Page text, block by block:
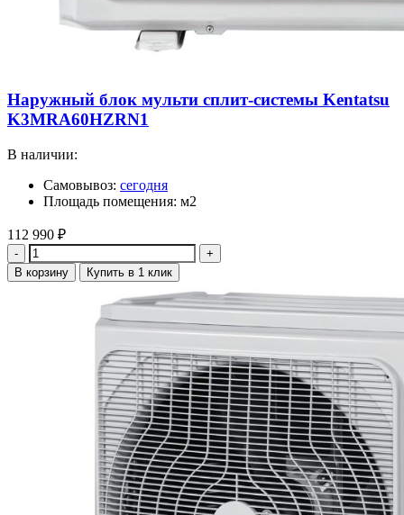
Наружный блок мульти сплит-системы Kentatsu
K3MRA60HZRN1
В наличии:
Самовывоз: сегодня
Площадь помещения: м2
112 990 ₽
Количество
В корзину Купить в 1 клик